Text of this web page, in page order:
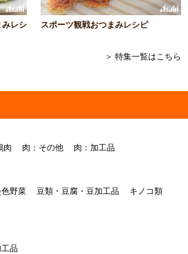
みレシ
スポーツ観戦おつまみレシピ
＞ 特集一覧はこちら
肉 肉：その他 肉：加工品
野菜 豆類・豆腐・豆加工品
キノコ類
品